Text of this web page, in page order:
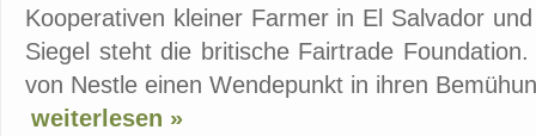
Kooperativen kleiner Farmer in El Salvador
Siegel steht die britische Fairtrade
von Nestle einen Wendepunkt in ihren
weiterlesen »